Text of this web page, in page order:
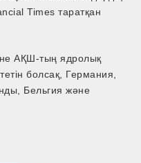
Times таратқан
АҚШ-тың ядролық
болсақ, Германия,
Бельгия және